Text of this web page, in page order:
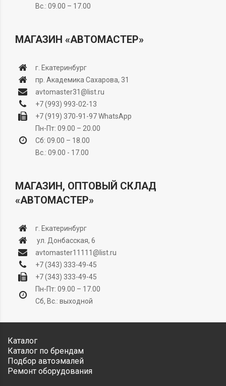
Вс.: 09.00 – 17.00
МАГАЗИН «АВТОМАСТЕР»
г. Екатеринбург
пр. Академика Сахарова, 31
avtomaster31@list.ru
+7 (993) 993-02-13
+7 (919) 370-91-97WhatsApp
Пн-Пт: 09.00 – 20.00
Сб: 09.00 – 18.00
Вс.: 09.00 - 17.00
МАГАЗИН, ОПТОВЫЙ СКЛАД
«АВТОМАСТЕР»
г. Екатеринбург
ул. Донбасская, 6
avtomaster11111@list.ru
+7 (343) 333-49-45
+7 (343) 333-49-45
Пн-Пт: 09.00 – 17.00
Сб, Вс.: выходной
Каталог
Каталог по брендам
Подбор автоэмалей
Ремонт оборудования